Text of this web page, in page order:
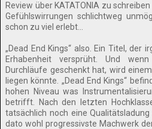
Review über KATATONIA zu
Gefühlswirrungen schlichtweg
schon zu viel erlebt…
„Dead End Kings“ also. Ein Titel, der
Erhabenheit versprüht. Und
Durchläufe geschenkt hat, wird
liegen könnte. „Dead End Kings“
hohen Niveau was
betrifft. Nach den letzten
tatsächlich noch eine
dato wohl progressivste Machwerk